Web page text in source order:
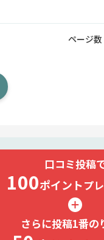
ページ数
口コミ投稿
100ポイントプ
さらに投稿1番の